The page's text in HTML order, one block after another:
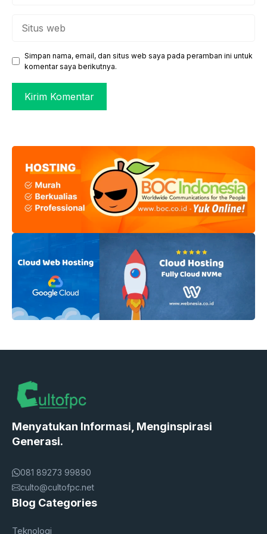
web
Simpan nama, email, dan situs web saya pada peramban ini untuk
komentar saya berikutnya.
Menyatukan Informasi, Menginspirasi
Generasi.
081 89273 99890
culto@cultofpc.net
Blog Categories
Teknologi